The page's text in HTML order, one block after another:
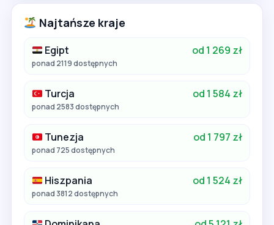
Najtańsze kraje
Egipt od 1 269 zł
ponad 2119 dostępnych
Turcja od 1 584 zł
ponad 2583 dostępnych
Tunezja od 1 797 zł
ponad 725 dostępnych
Hiszpania od 1 524 zł
ponad 3812 dostępnych